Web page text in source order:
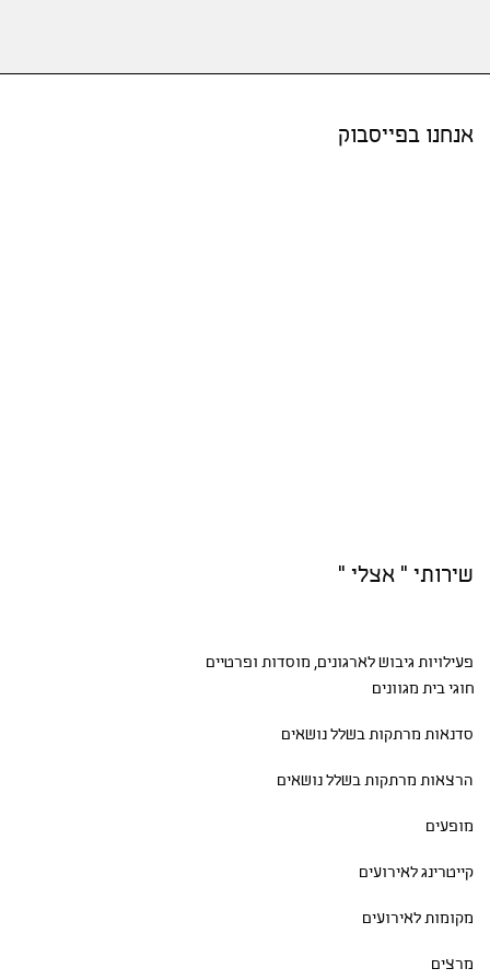
אנחנו בפייסבוק
שירותי " אצלי "
פעילויות גיבושלארגונים, מוסדות ופרטיים
חוגי בית מגוונים
סדנאות מרתקות בשלל נושאים
הרצאות מרתקות בשלל נושאים
מופעים
קייטרינג לאירועים
מקומות לאירועים
מרצים